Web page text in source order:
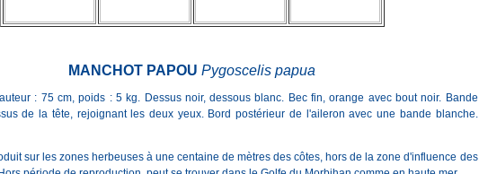
MANCHOT PAPOU Pygoscelis papua
: 75 cm, poids : 5 kg. Dessus noir, dessous blanc. Bec fin, orange avec bout noir. Bande
de la tête, rejoignant les deux yeux. Bord postérieur de l'aileron avec une bande blanche.
sur les zones herbeuses à une centaine de mètres des côtes, hors de la zone d'influence des